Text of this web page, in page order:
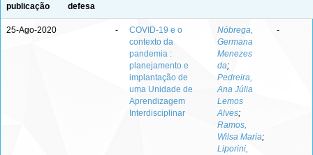
publicação
defesa
25-Ago-2020 -
COVID-19 e o
contexto da
pandemia :
planejamento e
implantação de
uma Unidade de
Aprendizagem
Interdisciplinar
Nóbrega,
Germana
Menezes
da;
Pedreira,
Ana Júlia
Lemos
Alves;
Ramos,
Wilsa Maria;
Liporini,
-